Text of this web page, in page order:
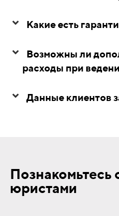
Какие есть
Возможны ли
расходы при
Данные клиентов
Познакомьтесь
юристами